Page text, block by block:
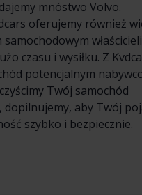
mnóstwo Volvo.
oferujemy również
właścicieli
czasu i wysiłku. Z
potencjalnym
Twój samochód
aby Twój
szybko i bezpiecznie.